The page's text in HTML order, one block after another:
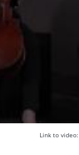
Link to